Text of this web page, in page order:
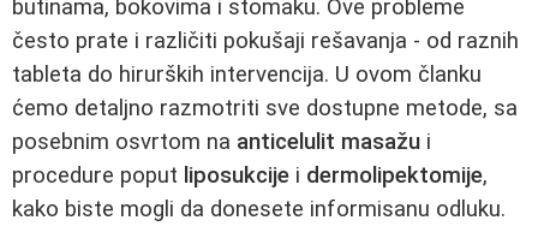
butinama, bokovima i stomaku. Ove probleme
često prate i različiti pokušaji rešavanja - od raznih
tableta do hirurških intervencija. U ovom članku
ćemo detaljno razmotriti sve dostupne metode, sa
posebnim osvrtom na anticelulit masažu i
procedure poput liposukcije i dermolipektomije,
kako biste mogli da donesete informisanu odluku.